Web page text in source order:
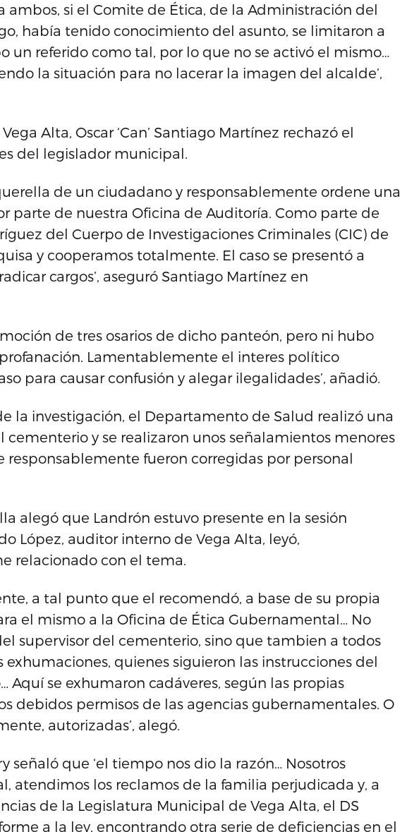
ambos, si el Comite de Ética, de la Administración del
había tenido conocimiento del asunto, se limitaron a
un referido como tal, por lo que no se activó el mismo…
la situación para no lacerar la imagen del alcalde’,
Alta, Oscar ‘Can’ Santiago Martínez rechazó el
del legislador municipal.
de un ciudadano y responsablemente ordene una
parte de nuestra Oficina de Auditoría. Como parte de
del Cuerpo de Investigaciones Criminales (CIC) de
y cooperamos totalmente. El caso se presentó a
cargos’, aseguró Santiago Martínez en
de tres osarios de dicho panteón, pero ni hubo
Lamentablemente el interes político
para causar confusión y alegar ilegalidades’, añadió.
la investigación, el Departamento de Salud realizó una
y se realizaron unos señalamientos menores
fueron corregidas por personal
alegó que Landrón estuvo presente en la sesión
López, auditor interno de Vega Alta, leyó,
relacionado con el tema.
a tal punto que el recomendó, a base de su propia
el mismo a la Oficina de Ética Gubernamental… No
supervisor del cementerio, sino que tambien a todos
quienes siguieron las instrucciones del
Aquí se exhumaron cadáveres, según las propias
debidos permisos de las agencias gubernamentales. O
autorizadas’, alegó.
señaló que ‘el tiempo nos dio la razón… Nosotros
atendimos los reclamos de la familia perjudicada y, a
de la Legislatura Municipal de Vega Alta, el DS
a la ley, encontrando otra serie de deficiencias en el